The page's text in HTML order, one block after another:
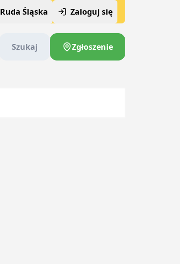
Ruda Śląska Zaloguj się
Szukaj Zgłoszenie